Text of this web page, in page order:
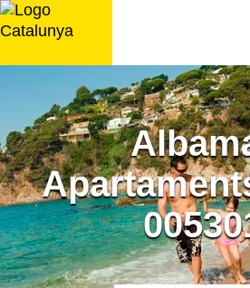
Aller
au